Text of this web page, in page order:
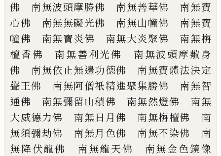
佛 南無波頭摩勝佛 南無善華佛 南無寶
心佛 南無無礙光佛 南無山幢佛
南無寶
幢佛 南無寶炎佛 南無大炎聚佛
南無栴
檀香佛 南無善利光佛 南無波頭摩敷身
佛 南無依止無邊功德佛 南無寶體法決定
聲王佛 南無阿僧祇精進聚集勝佛 南無智
通佛 南無彌留山積佛 南無然燈佛 南無
大威德力佛 南無日月佛
南無栴檀佛 南
無須彌劫佛 南無月色佛
南無不染佛 南
無降伏龍佛 南無龍天佛
南無金色鏡像